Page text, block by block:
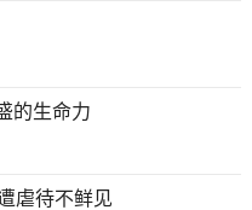
的生命力
虐待不鲜见